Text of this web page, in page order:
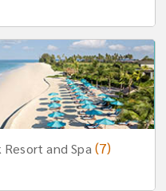
and Spa (7)